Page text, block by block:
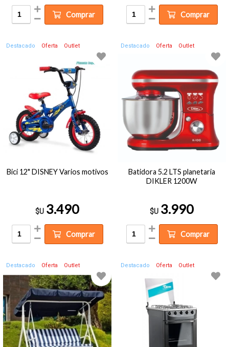
Comprar Comprar
Destacado Oferta Outlet
Bici 12" DISNEY Varios motivos
$U 3.490
Comprar
Destacado Oferta Outlet
Batidora 5.2 LTS planetaria
DIKLER 1200W
$U 3.990
Comprar
Destacado Oferta Outlet Destacado Oferta Outlet